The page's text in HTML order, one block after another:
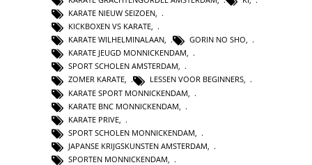
KARATE NIEUW SEIZOEN,
KICKBOXEN VS KARATE,
KARATE WILHELMINALAAN, GORIN NO SHO,
KARATE JEUGD MONNICKENDAM,
SPORT SCHOLEN AMSTERDAM,
ZOMER KARATE, LESSEN VOOR BEGINNERS,
KARATE SPORT MONNICKENDAM
KARATE BNC MONNICKENDAM
KARATE PRIVE
SPORT SCHOLEN MONNICKENDAM
JAPANSE KRIJGSKUNSTEN AMSTERDAM
SPORTEN MONNICKENDAM